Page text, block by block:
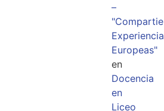
–
Europeas"
en
Docencia
en
Liceo